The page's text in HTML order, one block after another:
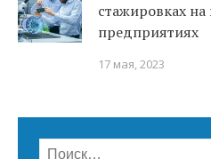
стажировках
предприятиях
17 мая, 2023
Найти: